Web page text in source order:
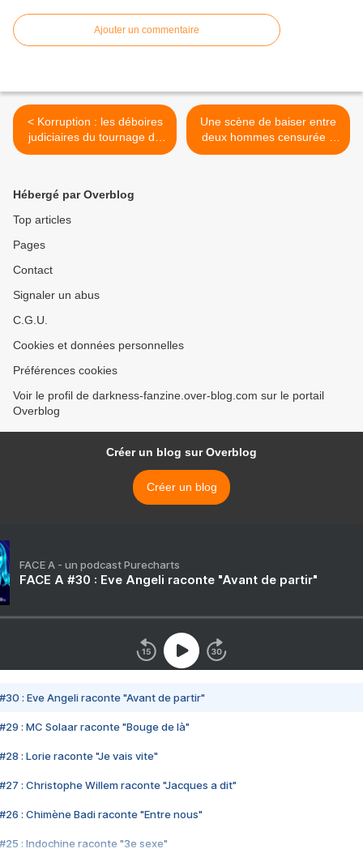
Ajouter un commentaire
< Korruption : les déboires
judiciaires du tournage du
teaser d'un film qui n'existe
Une scène de baiser entre
deux hommes censurée à
la télévision en Italie >
Hébergé par Overblog
Top articles
Pages
Contact
Signaler un abus
C.G.U.
Cookies et données personnelles
Préférences cookies
Voir le profil de darkness-fanzine.over-blog.com sur le portail
Overblog
Créer un blog sur Overblog
Créer un blog
FACE A - un podcast Purecharts
FACE A #30 : Eve Angeli raconte "Avant de partir"
#30 : Eve Angeli raconte "Avant de partir"
#29 : MC Solaar raconte "Bouge de là"
#28 : Lorie raconte "Je vais vite"
#27 : Christophe Willem raconte "Jacques a dit"
#26 : Chimène Badi raconte "Entre nous"
#25 : Indochine raconte "3e sexe"